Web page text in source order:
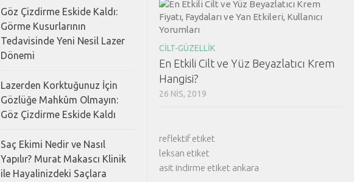
CILT-GÜZELLIK
En Etkili Cilt ve Yüz Beyazlatıcı Krem
Hangisi?
26 NIS, 2019
reflektif etiket
leksan etiket
asit indirme etiket ankara
Göz Çizdirme Eskide Kaldı:
Görme Kusurlarının
Tedavisinde Yeni Nesil Lazer
Dönemi
Lazerden Korktuğunuz İçin
Gözlüğe Mahkûm Olmayın:
Göz Çizdirme Eskide Kaldı
Saç Ekimi Nedir ve Nasıl
Yapılır? Murat Makascı Klinik
ile Hayalinizdeki Saçlara